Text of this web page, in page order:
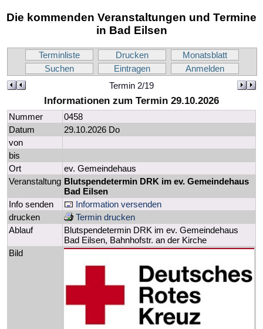
Die kommenden Veranstaltungen und Termine
in Bad Eilsen
Terminliste Drucken
Monatsblatt
Suchen
Eintragen
Anmelden
Termin 2/19
Informationen zum Termin 29.10.2026
Nummer
0458
Datum
29.10.2026 Do
von
bis
Ort
ev. Gemeindehaus
Veranstaltung Blutspendetermin DRK im ev. Gemeindehaus
Bad Eilsen
Info senden
Information versenden
drucken
Termin drucken
Ablauf
Blutspendetermin DRK im ev. Gemeindehaus
Bad Eilsen, Bahnhofstr. an der Kirche
Bild